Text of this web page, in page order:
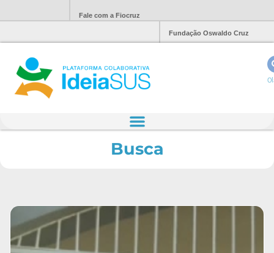
Fale com a Fiocruz
Fundação Oswaldo Cruz
Busca